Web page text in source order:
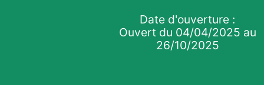
Date d'ouverture :
Ouvert du 04/04/2025 au
26/10/2025